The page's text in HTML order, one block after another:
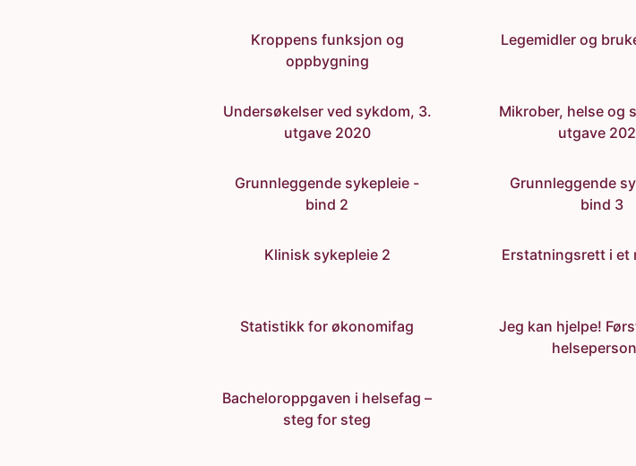
Kroppens funksjon og
oppbygning
Legemidler og
Undersøkelser ved sykdom, 3.
utgave 2020
Mikrober, helse og
utgave
Grunnleggende sykepleie -
bind 2
Grunnleggende
bind 3
Klinisk sykepleie 2 Erstatningsrett i et
Statistikk for økonomifag
Jeg kan hjelpe!
Bacheloroppgaven i helsefag –
steg for steg